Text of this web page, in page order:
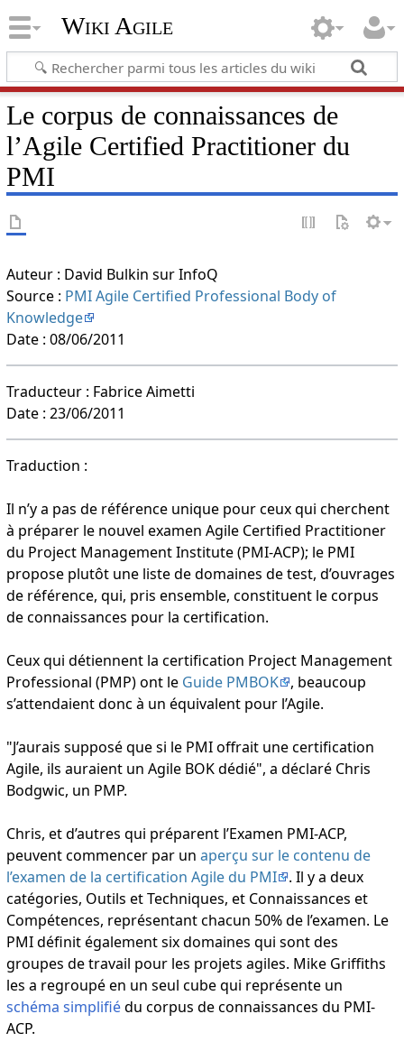
Wiki Agile
Le corpus de connaissances de
l’Agile Certified Practitioner du
PMI
Auteur : David Bulkin sur InfoQ
Source : PMI Agile Certified Professional Body of
Knowledge
Date : 08/06/2011
Traducteur : Fabrice Aimetti
Date : 23/06/2011
Traduction :
Il n’y a pas de référence unique pour ceux qui cherchent
à préparer le nouvel examen Agile Certified Practitioner
du Project Management Institute (PMI-ACP); le PMI
propose plutôt une liste de domaines de test, d’ouvrages
de référence, qui, pris ensemble, constituent le corpus
de connaissances pour la certification.
Ceux qui détiennent la certification Project Management
Professional (PMP) ont le Guide PMBOK
, beaucoup
s’attendaient donc à un équivalent pour l’Agile.
"J’aurais supposé que si le PMI offrait une certification
Agile, ils auraient un Agile BOK dédié", a déclaré Chris
Bodgwic, un PMP.
Chris, et d’autres qui préparent l’Examen PMI-ACP,
peuvent commencer par un aperçu sur le contenu de
l’examen de la certification Agile du PMI
. Il y a deux
catégories, Outils et Techniques, et Connaissances et
Compétences, représentant chacun 50% de l’examen. Le
PMI définit également six domaines qui sont des
groupes de travail pour les projets agiles. Mike Griffiths
les a regroupé en un seul cube qui représente un
schéma simplifiédu corpus de connaissances du PMI-
ACP.